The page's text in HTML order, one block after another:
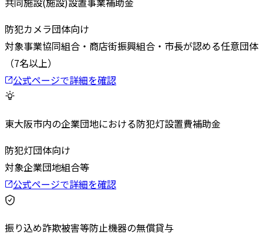
防犯カメラ団体向け
対象事業協同組合・商店街振興組合・市長が認める任意団体
（7名以上）
公式ページで詳細を確認
東大阪市内の企業団地における防犯灯設置費補助金
防犯灯団体向け
対象企業団地組合等
公式ページで詳細を確認
振り込め詐欺被害等防止機器の無償貸与